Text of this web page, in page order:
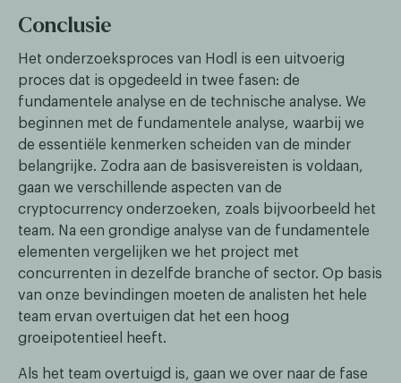
Conclusie
Het onderzoeksproces van Hodl is een uitvoerig
proces dat is opgedeeld in twee fasen: de
fundamentele analyse en de technische analyse. We
beginnen met de fundamentele analyse, waarbij we
de essentiële kenmerken scheiden van de minder
belangrijke. Zodra aan de basisvereisten is voldaan,
gaan we verschillende aspecten van de
cryptocurrency onderzoeken, zoals bijvoorbeeld het
team. Na een grondige analyse van de fundamentele
elementen vergelijken we het project met
concurrenten in dezelfde branche of sector. Op basis
van onze bevindingen moeten de analisten het hele
team ervan overtuigen dat het een hoog
groeipotentieel heeft.
Als het team overtuigd is, gaan we over naar de fase